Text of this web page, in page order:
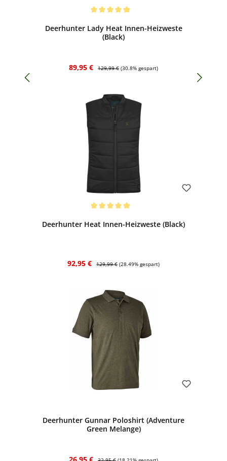
Deerhunter Lady Heat Innen-Heizweste
(Black)
Verkaufspreis:
89,95 € Regulärer Preis:
129,99 € (30.8% gespart)
Deerhunter Heat Innen-Heizweste (Black)
Verkaufspreis:
92,95 € Regulärer Preis:
129,99 € (28.49% gespart)
Deerhunter Gunnar Poloshirt (Adventure
Green Melange)
Verkaufspreis:Regulärer Preis: